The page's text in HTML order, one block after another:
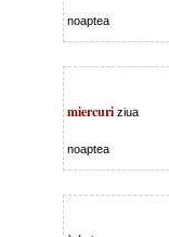
noaptea
miercuri ziua
noaptea